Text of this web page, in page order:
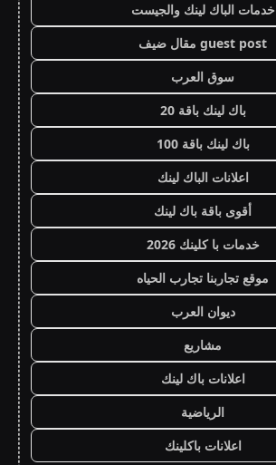
خدمات الباك لينك والجيست
guest post مقال ضيف
سوق العرب
باك لينك باقة 20
باك لينك باقة 100
اعلانات الباك لينك
أقوى باقة باك لينك
خدمات با كلينك 2026
موقع تجاربنا تجارب الحياه
ديوان العرب
مشاريع
اعلانات باك لينك
الرياضية
اعلانات باكلينك